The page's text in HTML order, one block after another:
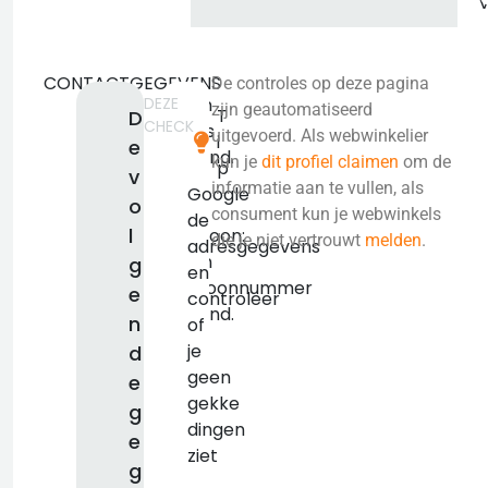
CONTACTGEGEVENS
D
e
v
o
l
g
e
n
d
e
g
e
g
Geen
adres
bekend.
KVK:
false
Telefoon:
Geen
telefoonnummer
bekend.
T
i
p
Google
de
adresgegevens
en
controleer
of
je
geen
gekke
dingen
ziet
DEZE
CHECK
De controles op deze pagina
zijn geautomatiseerd
uitgevoerd. Als webwinkelier
kun je dit profiel claimen om de
informatie aan te vullen, als
consument kun je webwinkels
die je niet vertrouwt melden.